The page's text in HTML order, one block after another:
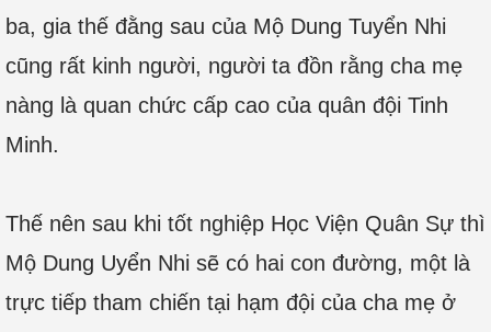
ba, gia thế đằng sau của Mộ Dung Tuyển Nhi
cũng rất kinh người, người ta đồn rằng cha mẹ
nàng là quan chức cấp cao của quân đội Tinh
Minh.
Thế nên sau khi tốt nghiệp Học Viện Quân Sự thì
Mộ Dung Uyển Nhi sẽ có hai con đường, một là
trực tiếp tham chiến tại hạm đội của cha mẹ ở